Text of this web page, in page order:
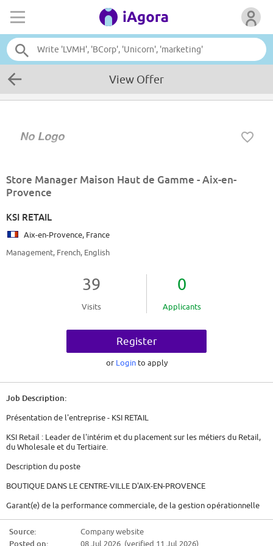
View Offer
Store Manager Maison Haut de Gamme - Aix-en-
Provence
KSI RETAIL
Aix-en-Provence, France
Management, French, English
39
Visits
0
Applicants
Register
or Login to apply
Job Description:
Présentation de l'entreprise - KSI RETAIL
KSI Retail : Leader de l'intérim et du placement sur les métiers du Retail,
du Wholesale et du Tertiaire.
Description du poste
BOUTIQUE DANS LE CENTRE-VILLE D'AIX-EN-PROVENCE
Garant(e) de la performance commerciale, de la gestion opérationnelle
équipe et de la clientèle
Source:
Company website
Posted on:
08 Jul 2026 (verified 11 Jul 2026)